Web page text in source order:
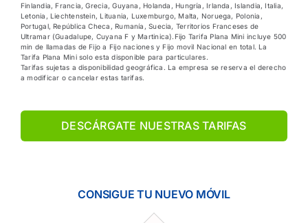
Finlandia, Francia, Grecia, Guyana, Holanda, Hungría, Irlanda, Islandia, Italia,
Letonia, Liechtenstein, Lituania, Luxemburgo, Malta, Noruega, Polonia,
Portugal, República Checa, Rumanía, Suecia, Territorios Franceses de
Ultramar (Guadalupe, Cuyana F y Martinica).Fijo Tarifa Plana Mini incluye 500
min de llamadas de Fijo a Fijo naciones y Fijo movil Nacional en total. La
Tarifa Plana Mini solo esta disponible para particulares.
Tarifas sujetas a disponibilidad geográfica. La empresa se reserva el derecho
a modificar o cancelar estas tarifas.
DESCÁRGATE NUESTRAS TARIFAS
CONSIGUE TU NUEVO MÓVIL